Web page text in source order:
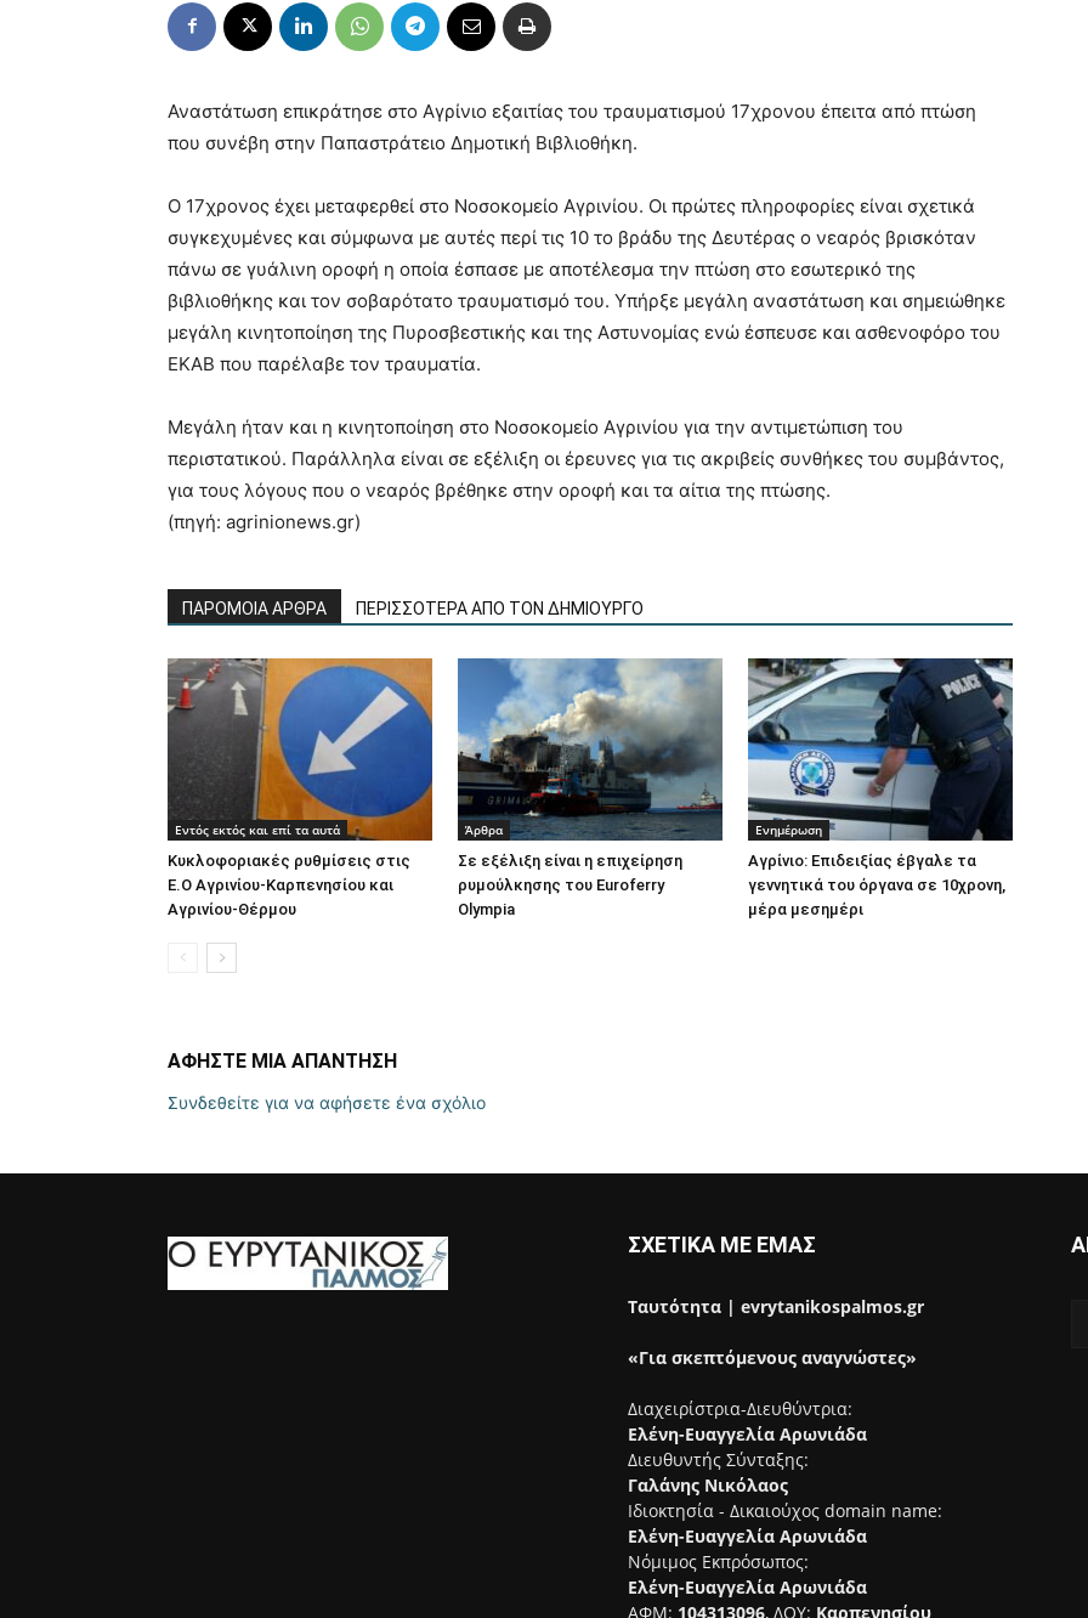
Αναστάτωση επικράτησε στο Αγρίνιο εξαιτίας του τραυματισμού 17χρονου έπειτα από πτώση
που συνέβη στην Παπαστράτειο Δημοτική Βιβλιοθήκη.
Ο 17χρονος έχει μεταφερθεί στο Νοσοκομείο Αγρινίου. Οι πρώτες πληροφορίες είναι σχετικά
συγκεχυμένες και σύμφωνα με αυτές περί τις 10 το βράδυ της Δευτέρας ο νεαρός βρισκόταν
πάνω σε γυάλινη οροφή η οποία έσπασε με αποτέλεσμα την πτώση στο εσωτερικό της
βιβλιοθήκης και τον σοβαρότατο τραυματισμό του. Υπήρξε μεγάλη αναστάτωση και σημειώθηκε
μεγάλη κινητοποίηση της Πυροσβεστικής και της Αστυνομίας ενώ έσπευσε και ασθενοφόρο του
ΕΚΑΒ που παρέλαβε τον τραυματία.
Μεγάλη ήταν και η κινητοποίηση στο Νοσοκομείο Αγρινίου για την αντιμετώπιση του
περιστατικού. Παράλληλα είναι σε εξέλιξη οι έρευνες για τις ακριβείς συνθήκες του συμβάντος,
για τους λόγους που ο νεαρός βρέθηκε στην οροφή και τα αίτια της πτώσης.
(πηγή: agrinionews.gr)
ΠΑΡΟΜΟΙΑ ΑΡΘΡΑ ΠΕΡΙΣΣΟΤΕΡΑ ΑΠΟ ΤΟΝ ΔΗΜΙΟΥΡΓΟ
Εντός εκτός και επί τα αυτά
Κυκλοφοριακές ρυθμίσεις στις
Ε.Ο Αγρινίου-Καρπενησίου και
Αγρινίου-Θέρμου
Άρθρα
Σε εξέλιξη είναι η επιχείρηση
ρυμούλκησης του Euroferry
Olympia
Ενημέρωση
Αγρίνιο: Επιδειξίας έβγαλε τα
γεννητικά του όργανα σε 10χρονη,
μέρα μεσημέρι
ΑΦΗΣΤΕ ΜΙΑ ΑΠΑΝΤΗΣΗ
Συνδεθείτε για να αφήσετε ένα σχόλιο
ΣΧΕΤΙΚΑ ΜΕ ΕΜΑΣ
Ταυτότητα | evrytanikospalmos.gr
«Για σκεπτόμενους αναγνώστες»
Διαχειρίστρια-Διευθύντρια:
Ελένη-Ευαγγελία Αρωνιάδα
Διευθυντής Σύνταξης:
Γαλάνης Νικόλαος
Ιδιοκτησία - Δικαιούχος domain name:
Ελένη-Ευαγγελία Αρωνιάδα
Νόμιμος Εκπρόσωπος:
Ελένη-Ευαγγελία Αρωνιάδα
ΑΦΜ: 104313096, ΔΟΥ: Καρπενησίου